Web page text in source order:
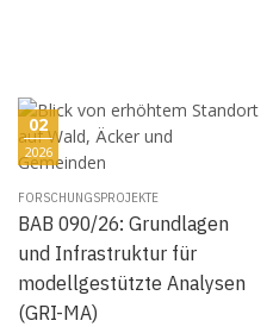
02
2026
FORSCHUNGSPROJEKTE
BAB 090/26: Grundlagen
und Infrastruktur für
modellgestützte Analysen
(GRI-MA)